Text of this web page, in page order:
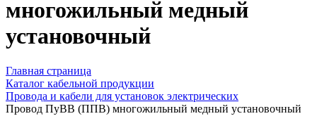
многожильный медный
установочный
Главная страница
Каталог кабельной продукции
Провода и кабели для установок электрических
Провод ПуВВ (ППВ) многожильный медный установочный